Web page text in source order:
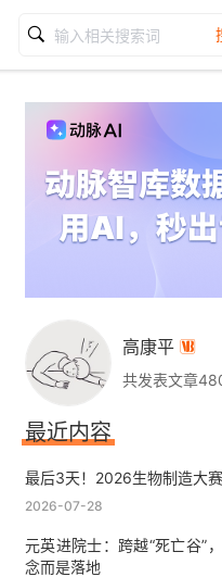
高康平 
共发表文章
最近内容
最后3天！2026生物制造大
2026-07-28
元英进院士：跨越“死亡谷”
念而是落地